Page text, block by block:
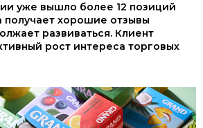
уже вышло более 12 позиций
получает хорошие отзывы
развиваться. Клиент
рост интереса торговых